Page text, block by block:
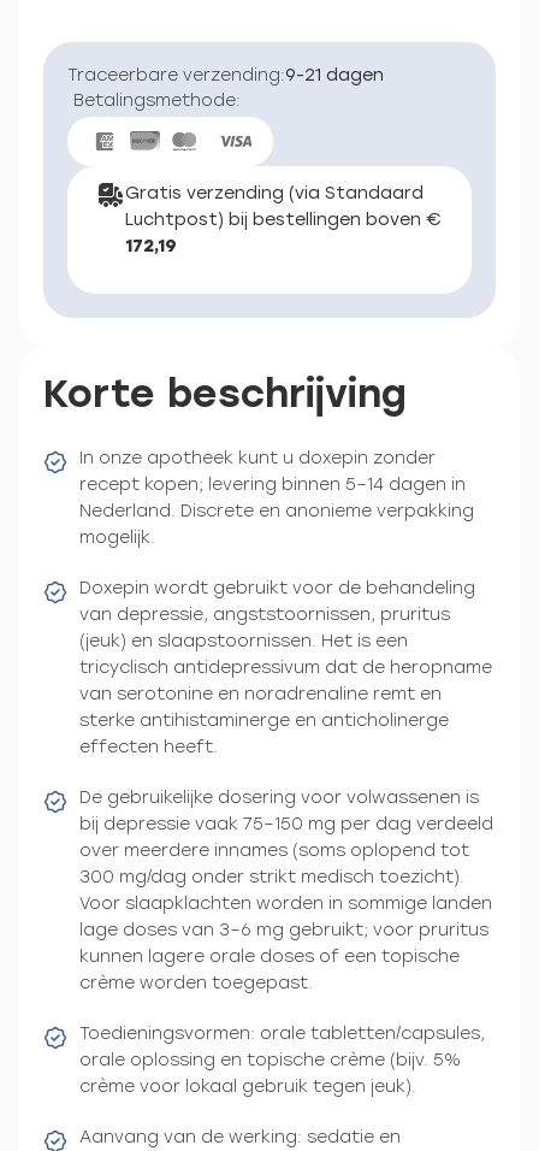
Traceerbare verzending:9-21 dagen
Betalingsmethode:
Gratis verzending (via Standaard
Luchtpost) bij bestellingen boven €
172,19
Korte beschrijving
In onze apotheek kunt u doxepin zonder
recept kopen; levering binnen 5–14 dagen in
Nederland. Discrete en anonieme verpakking
mogelijk.
Doxepin wordt gebruikt voor de behandeling
van depressie, angststoornissen, pruritus
(jeuk) en slaapstoornissen. Het is een
tricyclisch antidepressivum dat de heropname
van serotonine en noradrenaline remt en
sterke antihistaminerge en anticholinerge
effecten heeft.
De gebruikelijke dosering voor volwassenen is
bij depressie vaak 75–150 mg per dag verdeeld
over meerdere innames (soms oplopend tot
300 mg/dag onder strikt medisch toezicht).
Voor slaapklachten worden in sommige landen
lage doses van 3–6 mg gebruikt; voor pruritus
kunnen lagere orale doses of een topische
crème worden toegepast.
Toedieningsvormen: orale tabletten/capsules,
orale oplossing en topische crème (bijv. 5%
crème voor lokaal gebruik tegen jeuk).
Aanvang van de werking: sedatie en